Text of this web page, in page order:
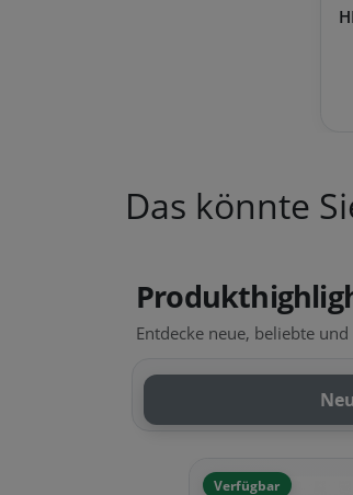
Das könnte
Entdecke neue, beliebte
Neu
Verfügbar